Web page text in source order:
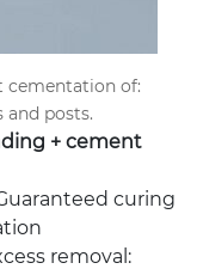
cementation of:
and posts.
+ cement
curing
removal: